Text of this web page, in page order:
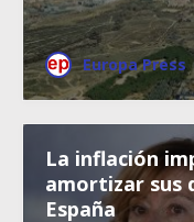
Europa Press
La inflación
amortizar sus
España